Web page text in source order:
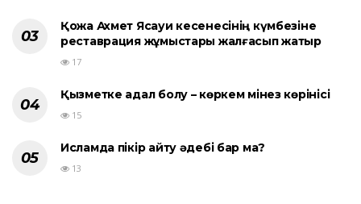
Қожа Ахмет Ясауи кесенесінің күмбезіне
реставрация жұмыстары жалғасып жатыр
17
Қызметке адал болу – көркем мінез көрінісі
15
Исламда пікір айту әдебі бар ма?
13